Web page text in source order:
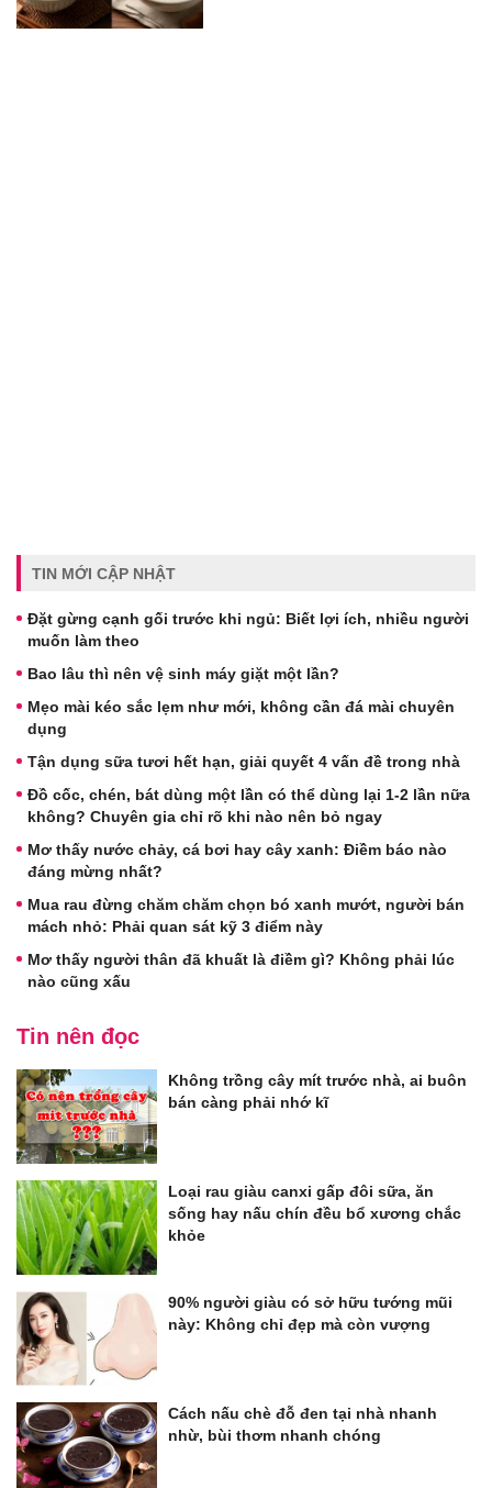
TIN MỚI CẬP NHẬT
Đặt gừng cạnh gối trước khi ngủ: Biết lợi ích, nhiều người
muốn làm theo
Bao lâu thì nên vệ sinh máy giặt một lần?
Mẹo mài kéo sắc lẹm như mới, không cần đá mài chuyên
dụng
Tận dụng sữa tươi hết hạn, giải quyết 4 vấn đề trong nhà
Đồ cốc, chén, bát dùng một lần có thể dùng lại 1-2 lần nữa
không? Chuyên gia chỉ rõ khi nào nên bỏ ngay
Mơ thấy nước chảy, cá bơi hay cây xanh: Điềm báo nào
đáng mừng nhất?
Mua rau đừng chăm chăm chọn bó xanh mướt, người bán
mách nhỏ: Phải quan sát kỹ 3 điểm này
Mơ thấy người thân đã khuất là điềm gì? Không phải lúc
nào cũng xấu
Tin nên đọc
Không trồng cây mít trước nhà, ai buôn
bán càng phải nhớ kĩ
Loại rau giàu canxi gấp đôi sữa, ăn
sống hay nấu chín đều bổ xương chắc
khỏe
90% người giàu có sở hữu tướng mũi
này: Không chỉ đẹp mà còn vượng
Cách nấu chè đỗ đen tại nhà nhanh
nhừ, bùi thơm nhanh chóng